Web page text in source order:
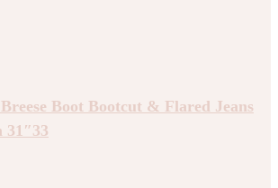
Boot Bootcut & Flared Jeans
31″33